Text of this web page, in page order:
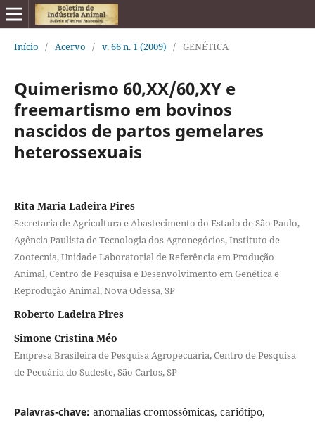
Início / Acervo / v. 66 n. 1 (2009) / GENÉTICA
Quimerismo 60,XX/60,XY e
freemartismo em bovinos
nascidos de partos gemelares
heterossexuais
Rita Maria Ladeira Pires
Secretaria de Agricultura e Abastecimento do Estado de São Paulo,
Agência Paulista de Tecnologia dos Agronegócios, Instituto de
Zootecnia, Unidade Laboratorial de Referência em Produção
Animal, Centro de Pesquisa e Desenvolvimento em Genética e
Reprodução Animal, Nova Odessa, SP
Roberto Ladeira Pires
Simone Cristina Méo
Empresa Brasileira de Pesquisa Agropecuária, Centro de Pesquisa
de Pecuária do Sudeste, São Carlos, SP
Palavras-chave: anomalias cromossômicas, cariótipo,